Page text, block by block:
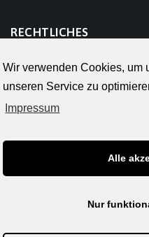
RECHTLICHES
IMPRESSUM
DATENSCHUTZ
Wir verwenden Cookies, um
unseren Service zu
Impressum
Alle
Nur